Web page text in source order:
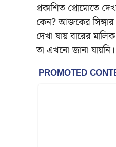
প্রকাশিত প্রোমোতে
কেন? আজকের সিঙ্গার
দেখা যায় বারের
তা এখনো জানা যায়নি।